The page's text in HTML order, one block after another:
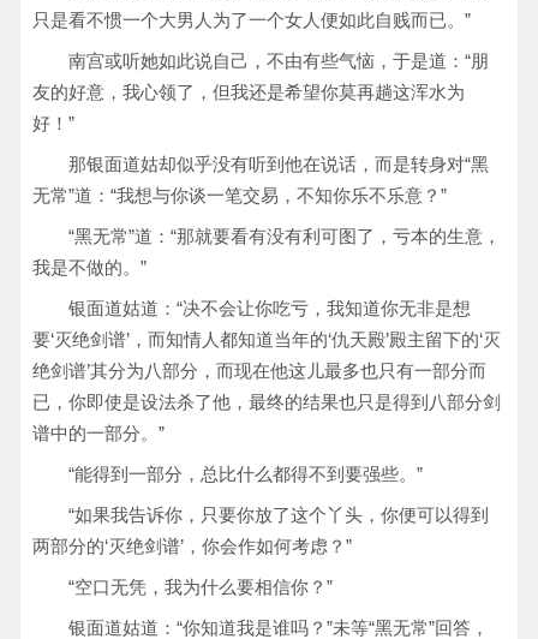
只是看不惯一个大男人为了一个女人便如此自贱而已。”
南宫或听她如此说自己，不由有些气恼，于是道：“朋
友的好意，我心领了，但我还是希望你莫再趟这浑水为
好！”
那银面道姑却似乎没有听到他在说话，而是转身对“黑
无常”道：“我想与你谈一笔交易，不知你乐不乐意？”
“黑无常”道：“那就要看有没有利可图了，亏本的生意，
我是不做的。”
银面道姑道：“决不会让你吃亏，我知道你无非是想
要‘灭绝剑谱’，而知情人都知道当年的‘仇天殿’殿主留下的‘灭
绝剑谱’其分为八部分，而现在他这儿最多也只有一部分而
已，你即使是设法杀了他，最终的结果也只是得到八部分剑
谱中的一部分。”
“能得到一部分，总比什么都得不到要强些。”
“如果我告诉你，只要你放了这个丫头，你便可以得到
两部分的‘灭绝剑谱’，你会作如何考虑？”
“空口无凭，我为什么要相信你？”
银面道姑道：“你知道我是谁吗？”未等“黑无常”回答，